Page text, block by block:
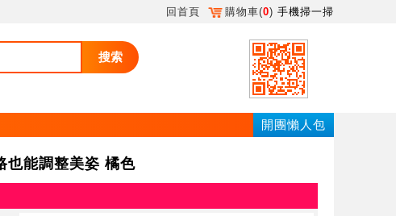
回首頁 購物車(0) 手機掃一掃
搜索
開團懶人包
也能調整美姿 橘色